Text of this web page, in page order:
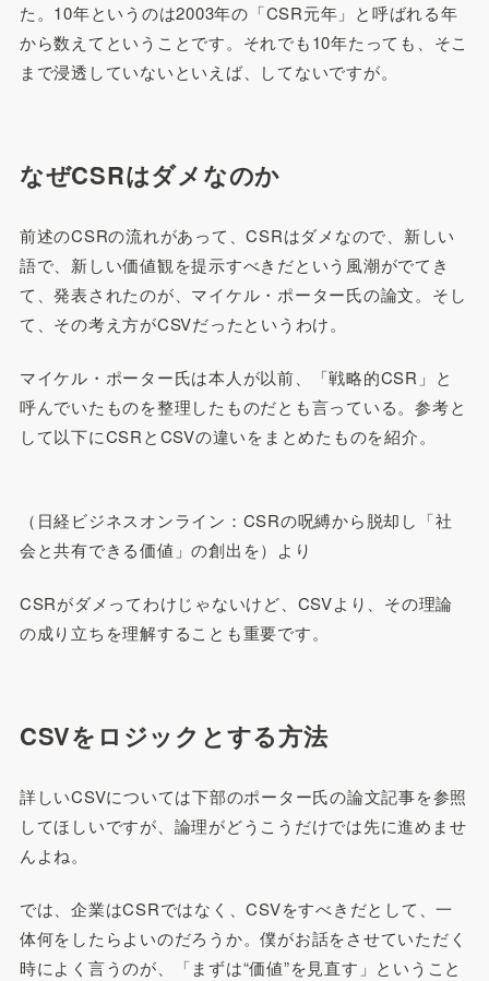
た。10年というのは2003年の「CSR元年」と呼ばれる年
から数えてということです。それでも10年たっても、そこ
まで浸透していないといえば、してないですが。
なぜCSRはダメなのか
前述のCSRの流れがあって、CSRはダメなので、新しい
語で、新しい価値観を提示すべきだという風潮がでてき
て、発表されたのが、マイケル・ポーター氏の論文。そし
て、その考え方がCSVだったというわけ。
マイケル・ポーター氏は本人が以前、「戦略的CSR」と
呼んでいたものを整理したものだとも言っている。参考と
して以下にCSRとCSVの違いをまとめたものを紹介。
（日経ビジネスオンライン：CSRの呪縛から脱却し「社
会と共有できる価値」の創出を）より
CSRがダメってわけじゃないけど、CSVより、その理論
の成り立ちを理解することも重要です。
CSVをロジックとする方法
詳しいCSVについては下部のポーター氏の論文記事を参照
してほしいですが、論理がどうこうだけでは先に進めませ
んよね。
では、企業はCSRではなく、CSVをすべきだとして、一
体何をしたらよいのだろうか。僕がお話をさせていただく
時によく言うのが、「まずは“価値”を見直す」ということ